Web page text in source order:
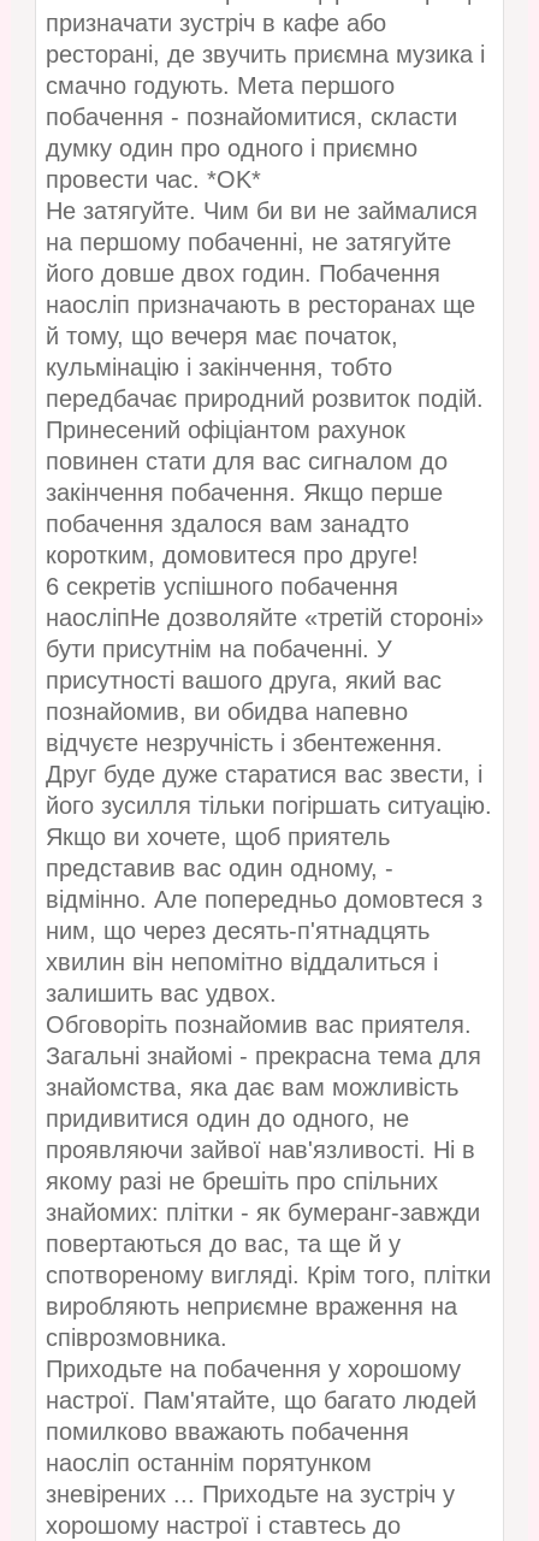
призначати зустріч в кафе або
ресторані, де звучить приємна музика і
смачно годують. Мета першого
побачення - познайомитися, скласти
думку один про одного і приємно
провести час. *OK*
Не затягуйте. Чим би ви не займалися
на першому побаченні, не затягуйте
його довше двох годин. Побачення
наосліп призначають в ресторанах ще
й тому, що вечеря має початок,
кульмінацію і закінчення, тобто
передбачає природний розвиток подій.
Принесений офіціантом рахунок
повинен стати для вас сигналом до
закінчення побачення. Якщо перше
побачення здалося вам занадто
коротким, домовитеся про друге!
6 секретів успішного побачення
наосліпНе дозволяйте «третій стороні»
бути присутнім на побаченні. У
присутності вашого друга, який вас
познайомив, ви обидва напевно
відчуєте незручність і збентеження.
Друг буде дуже старатися вас звести, і
його зусилля тільки погіршать ситуацію.
Якщо ви хочете, щоб приятель
представив вас один одному, -
відмінно. Але попередньо домовтеся з
ним, що через десять-п'ятнадцять
хвилин він непомітно віддалиться і
залишить вас удвох.
Обговоріть познайомив вас приятеля.
Загальні знайомі - прекрасна тема для
знайомства, яка дає вам можливість
придивитися один до одного, не
проявляючи зайвої нав'язливості. Ні в
якому разі не брешіть про спільних
знайомих: плітки - як бумеранг-завжди
повертаються до вас, та ще й у
спотвореному вигляді. Крім того, плітки
виробляють неприємне враження на
співрозмовника.
Приходьте на побачення у хорошому
настрої. Пам'ятайте, що багато людей
помилково вважають побачення
наосліп останнім порятунком
зневірених ... Приходьте на зустріч у
хорошому настрої і ставтесь до